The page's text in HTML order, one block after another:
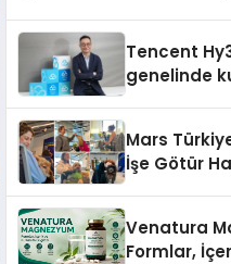
Tencent
genelinde
Mars
İşe Götür
Venatura
Formlar,